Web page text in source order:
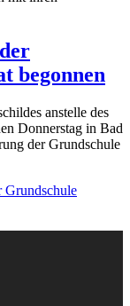
begonnen
anstelle des
Donnerstag in Bad
der Grundschule
Grundschule